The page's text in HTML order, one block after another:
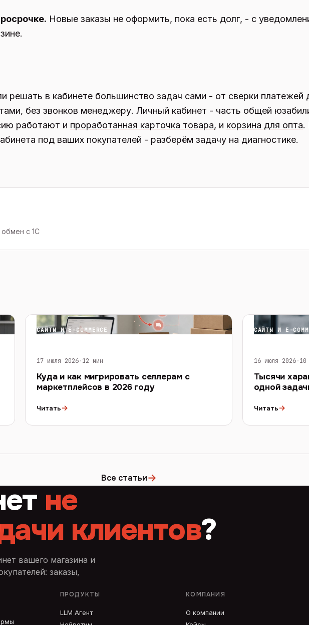
Новые заказы не оформить, пока есть долг, - с
решать в кабинете большинство задач сами - от сверки платежей
без звонков менеджеру. Личный кабинет - часть общей
работают и проработанная карточка товара, и корзина для опта.
под ваших покупателей - разберём задачу на диагностике.
с 1С
САЙТЫ И E-COMMERCE
17 июля 2026·12 мин
Куда и как мигрировать селлерам с
маркетплейсов в 2026 году
Читать→
САЙТЫ И E-
16 июля 2026·10
Тысячи
одной
Читать→
Все статьи→
не
клиентов?
вашего магазина и
заказы,
ПРОДУКТЫ
LLM Агент
КОМПАНИЯ
О компании